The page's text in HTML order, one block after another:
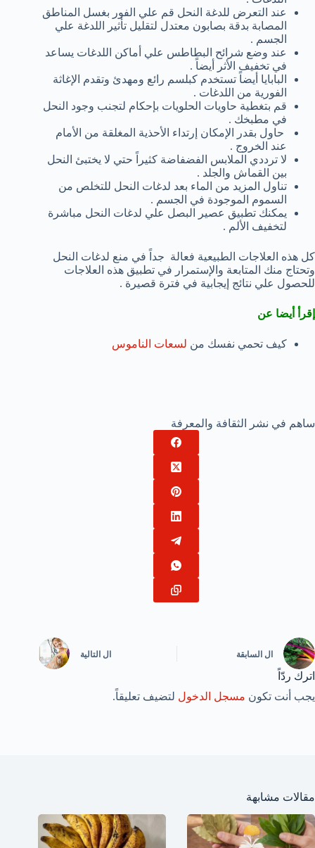
عند التعرض للدغة النحل قم علي الفور بغسل المناطق
المصابة بدقة بصابون معتدل لتقليل تأثير اللدغة علي
الجسم .
عند وضع شرائح البطاطس علي أماكن اللدغات يساعد
في تخفيف الأثر أيضاً .
البابايا أيضاً تستخدم كبلسم رائع ومهدئ وتقدم الإغاثة
الفورية من اللدغات .
قم بتغطية حاويات الحلويات بإحكام لتجنب وجود النحل
في مطبخك .
حاول بقدر الإمكان إرتداء الأحذية المغلقة من الأمام
عند الخروج .
لا ترددي الملابس الفضفاضة كثيراً حتي لا يختبئ النحل
بين القماش والجلد .
تناول المزيد من الماء بعد لدغات النحل للتخلص من
السموم الموجودة في الجسم .
يمكنك تطبيق عصير البصل علي لدغات النحل مباشرة
لتخفيف الألم .
كل هذه العلاجات الطبيعية فعالة جداً في منع لدغات النحل
وتحتاج منك المتابعة والإستمرار في تطبيق هذه العلاجات
للحصول علي نتائج إيجابية في فترة قصيرة .
إقرأ أيضا عن
كيف تحمي نفسك من لسعات الناموس
ساهم في نشر الثقافة والمعرفة
ال السابقة ال التالية
اترك ردّاً
يجب أنت تكون مسجل الدخول لتضيف تعليقاً.
مقالات مشابهة